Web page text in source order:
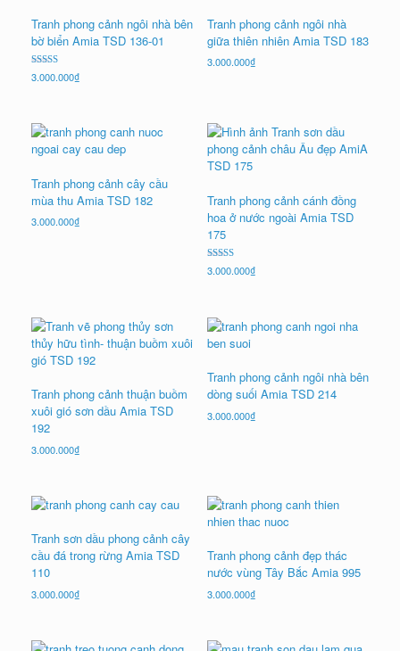
Tranh phong cảnh ngôi nhà bên
bờ biển Amia TSD 136-01
Được xếp
hạng
3.000.000₫
Tranh phong cảnh ngôi nhà
giữa thiên nhiên Amia TSD 183
3.000.000₫
Tranh phong cảnh cây cầu
mùa thu Amia TSD 182
3.000.000₫
Tranh phong cảnh cánh đồng
hoa ở nước ngoài Amia TSD
175
Được xếp
hạng
3.000.000₫
Tranh phong cảnh thuận buồm
xuôi gió sơn dầu Amia TSD
192
3.000.000₫
Tranh phong cảnh ngôi nhà bên
dòng suối Amia TSD 214
3.000.000₫
Tranh sơn dầu phong cảnh cây
cầu đá trong rừng Amia TSD
110
3.000.000₫
Tranh phong cảnh đẹp thác
nước vùng Tây Bắc Amia 995
3.000.000₫